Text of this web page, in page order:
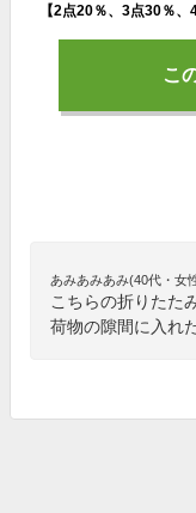
こ
あみあみあみ(40代・女
こちらの折りたた
荷物の隙間に入れ